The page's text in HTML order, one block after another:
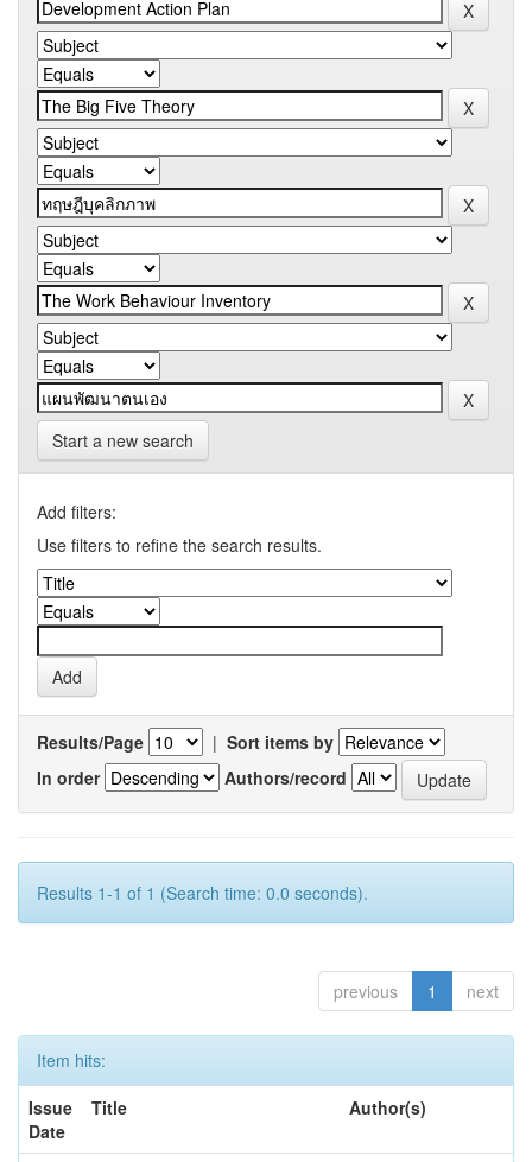
Start a new search
Add filters:
Use filters to refine the search results.
Results/Page | Sort items by
In order
Authors/record
Results 1-1 of 1 (Search time: 0.0 seconds).
previous 1 next
Item hits:
Issue
Date
Title Author(s)